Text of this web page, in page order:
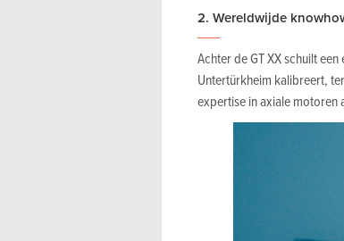
2. Wereldwijde
Achter de GT XX schuilt
Untertürkheim kalibreert,
expertise in axiale motoren